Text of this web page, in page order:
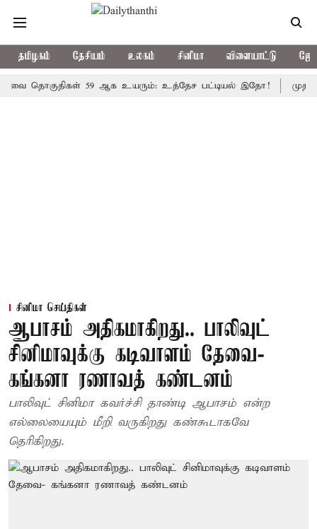
தமிழகம் தேசியம் உலகம் சினிமா விளையாட்டு
59 ஆக உயரும்: உத்தேச பட்டியல் இதோ! முதல்-
சினிமா செய்திகள்
ஆபாசம் அதிகமாகிறது.. பாலிவுட்
சினிமாவுக்கு கடிவாளம் தேவை-
கங்கனா ரணாவத் கண்டனம்
பாலிவுட் சினிமா கவர்ச்சி தாண்டி ஆபாசம் என்ற
எல்லையையும் மீறி வருகிறது கண்கூடாகவே
தெரிகிறது.